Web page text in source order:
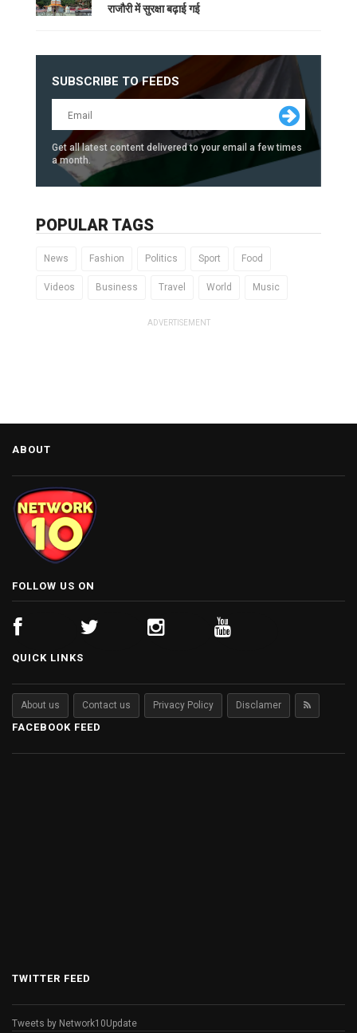
राजौरी में सुरक्षा बढ़ाई गई
SUBSCRIBE TO FEEDS
Get all latest content delivered to your email a few times
a month.
POPULAR TAGS
News Fashion Politics Sport Food
Videos Business Travel World Music
ADVERTISEMENT
ABOUT
FOLLOW US ON
QUICK LINKS
About us Contact us Privacy Policy Disclamer
FACEBOOK FEED
TWITTER FEED
Tweets by Network10Update